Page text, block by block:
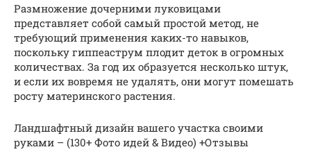
Размножение дочерними луковицами
представляет собой самый простой метод, не
требующий применения каких-то навыков,
поскольку гиппеаструм плодит деток в огромных
количествах. За год их образуется несколько штук,
и если их вовремя не удалять, они могут помешать
росту материнского растения.
Ландшафтный дизайн вашего участка своими
руками – (130+ Фото идей & Видео) +Отзывы